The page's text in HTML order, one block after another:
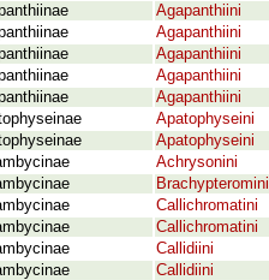
Agapanthiini
Agapanthiini
Agapanthiini
Agapanthiini
Agapanthiini
Apatophyseini
Apatophyseini
Achrysonini
Brachypteromini
Callichromatini
Callichromatini
Callidiini
Callidiini